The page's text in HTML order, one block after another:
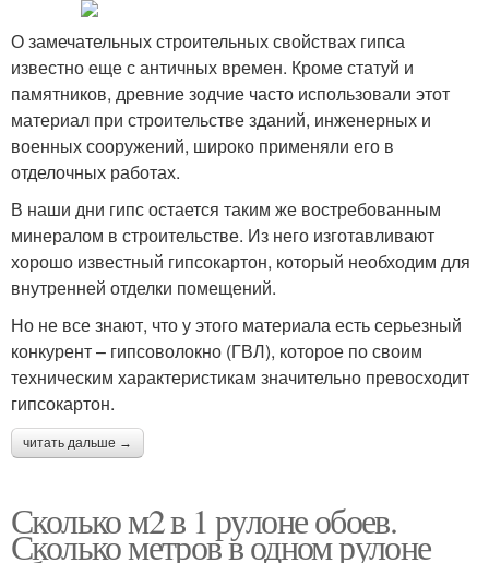
О замечательных строительных свойствах гипса
известно еще с античных времен. Кроме статуй и
памятников, древние зодчие часто использовали этот
материал при строительстве зданий, инженерных и
военных сооружений, широко применяли его в
отделочных работах.
В наши дни гипс остается таким же востребованным
минералом в строительстве. Из него изготавливают
хорошо известный гипсокартон, который необходим для
внутренней отделки помещений.
Но не все знают, что у этого материала есть серьезный
конкурент – гипсоволокно (ГВЛ), которое по своим
техническим характеристикам значительно превосходит
гипсокартон.
читать дальше →
Сколько м2 в 1 рулоне обоев.
Сколько метров в одном рулоне